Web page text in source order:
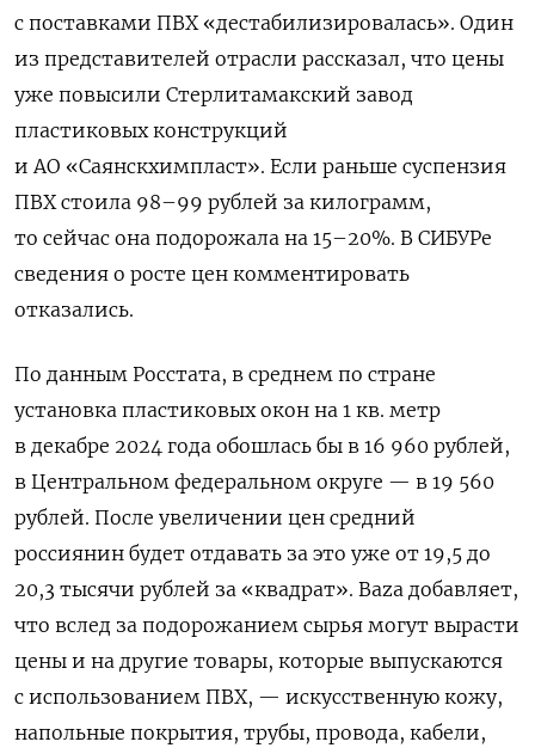
с поставками ПВХ «дестабилизировалась». Один
из представителей отрасли рассказал, что цены
уже повысили Стерлитамакский завод
пластиковых конструкций
и АО «Саянскхимпласт». Если раньше суспензия
ПВХ стоила 98–99 рублей за килограмм,
то сейчас она подорожала на 15–20%. В СИБУРе
сведения о росте цен комментировать
отказались.
По данным Росстата, в среднем по стране
установка пластиковых окон на 1 кв. метр
в декабре 2024 года обошлась бы в 16 960 рублей,
в Центральном федеральном округе — в 19 560
рублей. После увеличении цен средний
россиянин будет отдавать за это уже от 19,5 до
20,3 тысячи рублей за «квадрат». Baza добавляет,
что вслед за подорожанием сырья могут вырасти
цены и на другие товары, которые выпускаются
с использованием ПВХ, — искусственную кожу,
напольные покрытия, трубы, провода, кабели,